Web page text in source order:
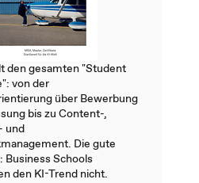
den gesamten "Student
von der
über Bewerbung
bis zu Content-,
und
Die gute
Business Schools
den KI-Trend nicht.